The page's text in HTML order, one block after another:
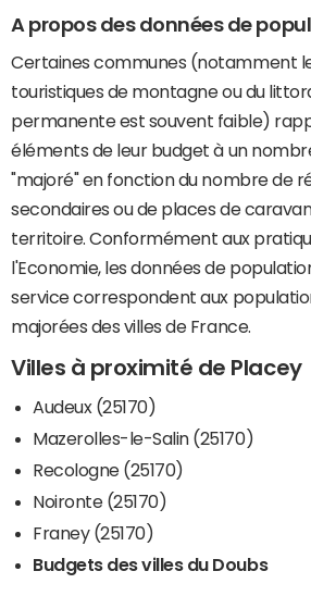
A propos des données de
Certaines communes (notamment
touristiques de montagne ou du
permanente est souvent faible)
éléments de leur budget à un
"majoré" en fonction du nombre de
secondaires ou de places de
territoire. Conformément aux
l'Economie, les données de
service correspondent aux
majorées des villes de France.
Villes à proximité de Placey
Audeux (25170)
Mazerolles-le-Salin (25170)
Recologne (25170)
Noironte (25170)
Franey (25170)
Budgets des villes du Doubs